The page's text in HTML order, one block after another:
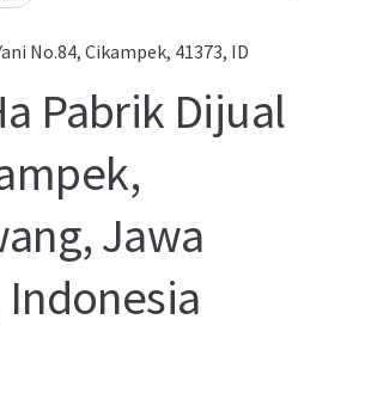
No.84, Cikampek, 41373, ID
Pabrik Dijual
Jawa
Indonesia